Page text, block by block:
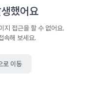
했어요
지 접근을 할 수 없어요.
속해 보세요.
로 이동